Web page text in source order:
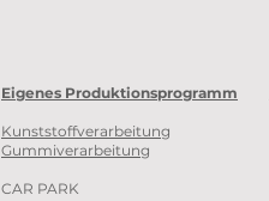
Eigenes Produktionsprogramm
Kunststoffverarbeitung
Gummiverarbeitung
CAR PARK